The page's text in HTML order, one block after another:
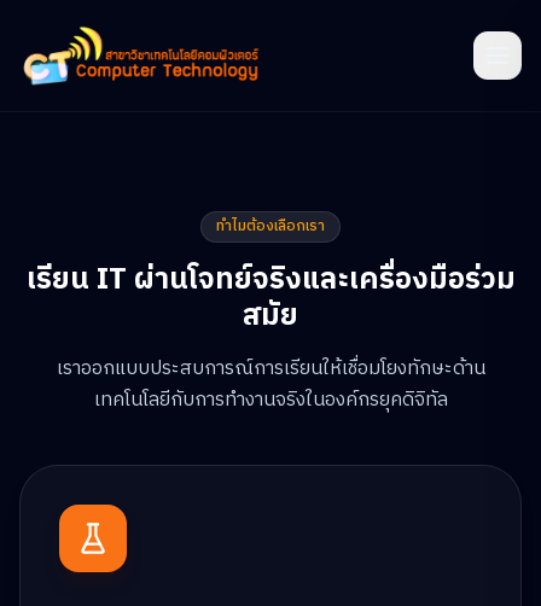
ทำไมต้องเลือกเรา
เรียน IT ผ่านโจทย์จริงและเครื่องมือร่วม
สมัย
เราออกแบบประสบการณ์การเรียนให้เชื่อมโยงทักษะด้าน
เทคโนโลยีกับการทำงานจริงในองค์กรยุคดิจิทัล